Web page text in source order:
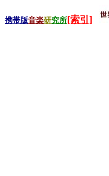
携帯版音楽研究所[索引]